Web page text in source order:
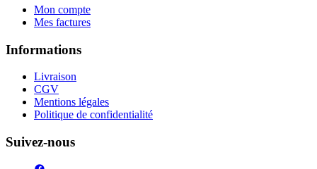
Mon compte
Mes factures
Informations
Livraison
CGV
Mentions légales
Politique de confidentialité
Suivez-nous